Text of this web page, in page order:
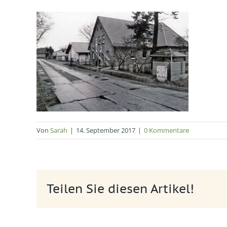
Von Sarah | 14. September 2017 | 0 Kommentare
Teilen Sie diesen Artikel!